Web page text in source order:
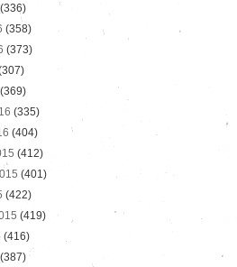
(336)
(358)
(373)
(369)
(335)
(404)
(412)
(401)
(422)
(419)
(416)
(387)